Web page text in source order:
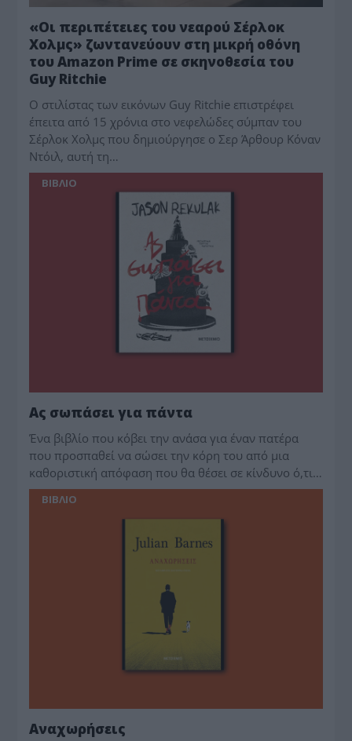
«Οι περιπέτειες του νεαρού Σέρλοκ
Χολμς» ζωντανεύουν στη μικρή οθόνη
του Amazon Prime σε σκηνοθεσία του
Guy Ritchie
Ο στιλίστας των εικόνων Guy Ritchie επιστρέφει
έπειτα από 15 χρόνια στο νεφελώδες σύμπαν του
Σέρλοκ Χολμς που δημιούργησε ο Σερ Άρθουρ Κόναν
Ντόιλ, αυτή τη…
BIBΛIO
Ας σωπάσει για πάντα
Ένα βιβλίο που κόβει την ανάσα για έναν πατέρα
που προσπαθεί να σώσει την κόρη του από μια
καθοριστική απόφαση που θα θέσει σε κίνδυνο ό,τι…
BIBΛIO
Αναχωρήσεις